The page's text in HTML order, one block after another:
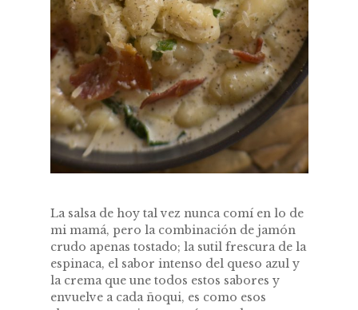
La salsa de hoy tal vez nunca comí en lo de
mi mamá, pero la combinación de jamón
crudo apenas tostado; la sutil frescura de la
espinaca, el sabor intenso del queso azul y
la crema que une todos estos sabores y
envuelve a cada ñoqui, es como esos